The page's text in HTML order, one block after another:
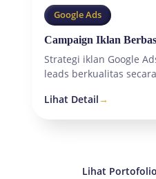
Google Ads
Campaign Iklan
Strategi iklan Google
leads berkualitas
Lihat Detail →
Lihat